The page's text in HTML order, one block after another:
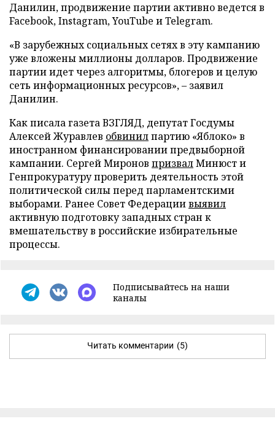
Данилин, продвижение партии активно ведется в
Facebook, Instagram, YouTube и Telegram.
«В зарубежных социальных сетях в эту кампанию
уже вложены миллионы долларов. Продвижение
партии идет через алгоритмы, блогеров и целую
сеть информационных ресурсов», – заявил
Данилин.
Как писала газета ВЗГЛЯД, депутат Госдумы
Алексей Журавлев обвинилпартию «Яблоко» в
иностранном финансировании предвыборной
кампании. Сергей Миронов призвалМинюст и
Генпрокуратуру проверить деятельность этой
политической силы перед парламентскими
выборами. Ранее Совет Федерациивыявил
активную подготовку западных стран к
вмешательству в российские избирательные
процессы.
Подписывайтесь на наши
каналы
Читать комментарии (5)